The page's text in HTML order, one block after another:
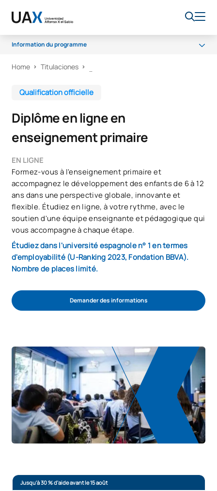
Information du programme
Programme
FAQ
Home Titulaciones
Qualification officielle
Diplôme en ligne en
enseignement primaire
EN LIGNE
Formez-vous à l'enseignement primaire et
accompagnez le développement des enfants de 6 à 12
ans dans une perspective globale, innovante et
flexible. Étudiez en ligne, à votre rythme, avec le
soutien d'une équipe enseignante et pédagogique qui
vous accompagne à chaque étape.
Étudiez dans l'université espagnole n° 1 en termes
d'employabilité (U-Ranking 2023, Fondation BBVA).
Nombre de places limité.
Demander des informations
Jusqu'à 30 % d'aide avant le 15 août